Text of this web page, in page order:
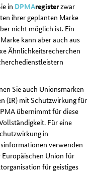
in DPMAregisterzwar
ihrer geplanten Marke
nicht möglich ist. Ein
kann aber auch aus
Ähnlichkeitsrecherchen
Sie auch Unionsmarken
(IR) mit Schutzwirkung für
übernimmt für diese
Für eine
in
verwenden
Europäischen Union für
für geistiges